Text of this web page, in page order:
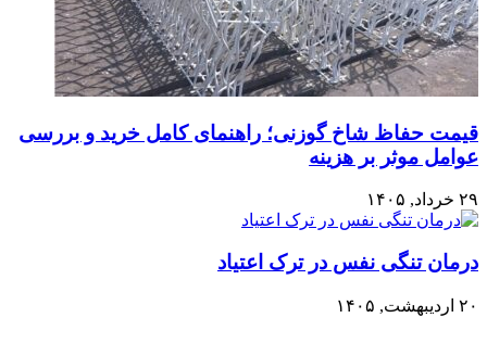
قیمت حفاظ شاخ گوزنی؛ راهنمای کامل خرید و بررسی
عوامل موثر بر هزینه
۲۹ خرداد, ۱۴۰۵
درمان تنگی نفس در ترک اعتیاد
۲۰ اردیبهشت, ۱۴۰۵